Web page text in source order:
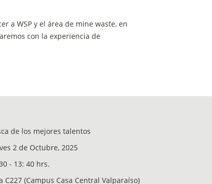
a WSP y el área de mine waste, en
con la experiencia de
de los mejores talentos
2 de Octubre, 2025
- 13: 40 hrs.
C227 (Campus Casa Central Valparaíso)